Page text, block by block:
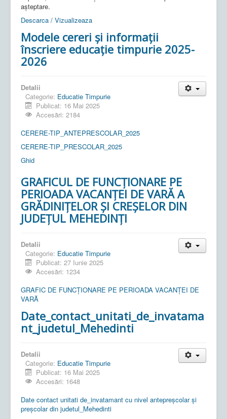
așteptare.
Descarca / Vizualizeaza
Modele cereri și informații
înscriere educație timpurie 2025-
2026
Detalii
Categorie: Educatie Timpurie
Publicat: 16 Mai 2025
Accesări: 2184
CERERE-TIP_ANTEPRESCOLAR_2025
CERERE-TIP_PRESCOLAR_2025
Ghid
GRAFICUL DE FUNCȚIONARE PE
PERIOADA VACANȚEI DE VARĂ A
GRĂDINIȚELOR ȘI CREȘELOR DIN
JUDEȚUL MEHEDINȚI
Detalii
Categorie: Educatie Timpurie
Publicat: 27 Iunie 2025
Accesări: 1234
GRAFIC DE FUNCȚIONARE PE PERIOADA VACANȚEI DE
VARĂ
Date_contact_unitati_de_invatama
nt_judetul_Mehedinti
Detalii
Categorie: Educatie Timpurie
Publicat: 16 Mai 2025
Accesări: 1648
Date contact unitati de_invatamant cu nivel antepreșcolar și
preșcolar din judetul_Mehedinti